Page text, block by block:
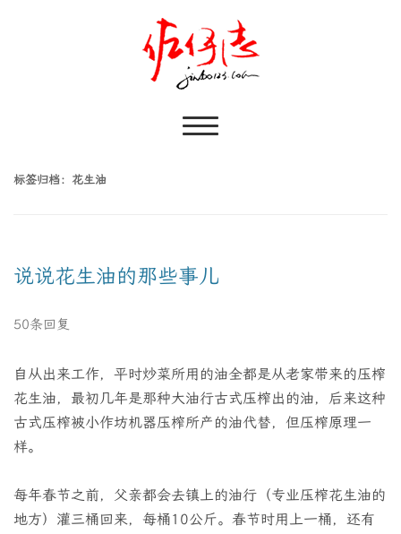
标签归档： 花生油
说说花生油的那些事儿
50条回复
自从出来工作，平时炒菜所用的油全都是从老家带来的压榨
花生油，最初几年是那种大油行古式压榨出的油，后来这种
古式压榨被小作坊机器压榨所产的油代替，但压榨原理一
样。
每年春节之前，父亲都会去镇上的油行（专业压榨花生油的
地方）灌三桶回来，每桶10公斤。春节时用上一桶，还有